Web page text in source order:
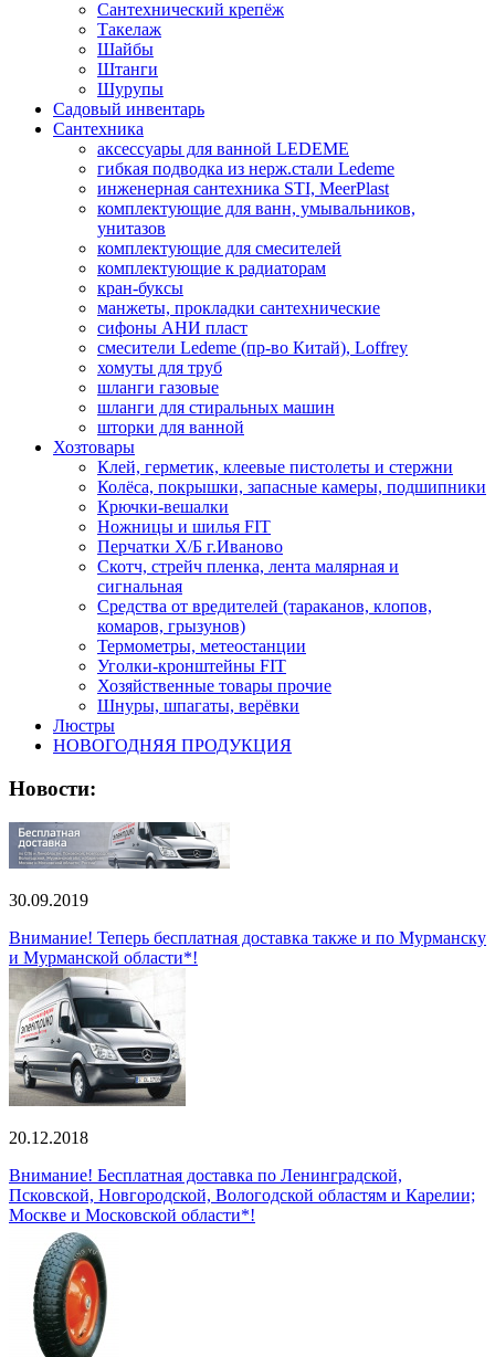
Сантехнический крепёж
Такелаж
Шайбы
Штанги
Шурупы
Садовый инвентарь
Сантехника
аксессуары для ванной LEDEME
гибкая подводка из нерж.стали Ledeme
инженерная сантехника STI, MeerPlast
комплектующие для ванн, умывальников,
унитазов
комплектующие для смесителей
комплектующие к радиаторам
кран-буксы
манжеты, прокладки сантехнические
сифоны АНИ пласт
смесители Ledeme (пр-во Китай), Loffrey
хомуты для труб
шланги газовые
шланги для стиральных машин
шторки для ванной
Хозтовары
Клей, герметик, клеевые пистолеты и стержни
Колёса, покрышки, запасные камеры, подшипники
Крючки-вешалки
Ножницы и шилья FIT
Перчатки Х/Б г.Иваново
Скотч, стрейч пленка, лента малярная и
сигнальная
Средства от вредителей (тараканов, клопов,
комаров, грызунов)
Термометры, метеостанции
Уголки-кронштейны FIT
Хозяйственные товары прочие
Шнуры, шпагаты, верёвки
Люстры
НОВОГОДНЯЯ ПРОДУКЦИЯ
Новости:
30.09.2019
Внимание! Теперь бесплатная доставка также и по Мурманску
и Мурманской области*!
20.12.2018
Внимание! Бесплатная доставка по Ленинградской,
Псковской, Новгородской, Вологодской областям и Карелии;
Москве и Московской области*!